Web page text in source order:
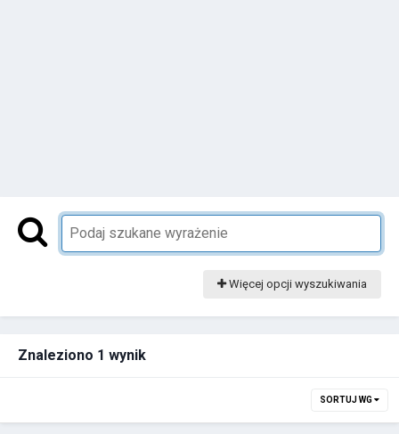
Więcej opcji wyszukiwania
Znaleziono 1 wynik
SORTUJ WG